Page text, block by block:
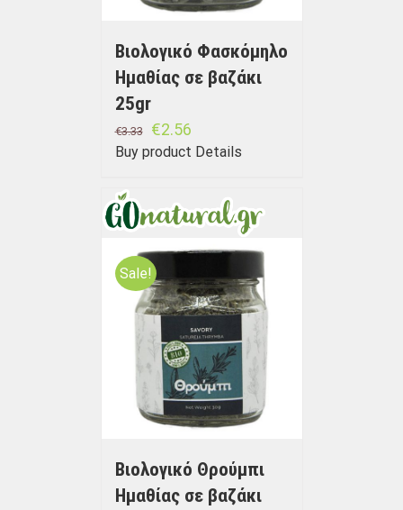
Βιολογικό Φασκόμηλο
Ημαθίας σε βαζάκι
25gr
€3.33 €2.56
Buy product Details
Sale!
Βιολογικό Θρούμπι
Ημαθίας σε βαζάκι